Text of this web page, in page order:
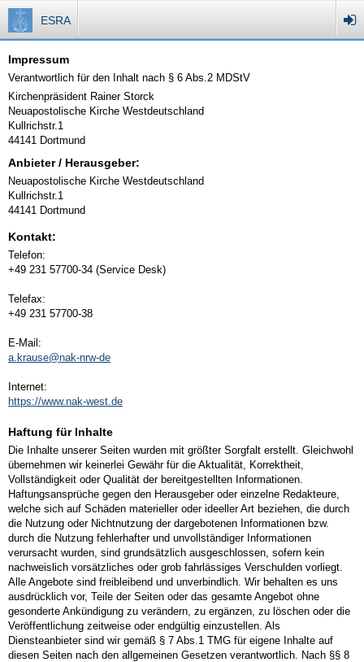
ESRA
Impressum
Verantwortlich für den Inhalt nach § 6 Abs.2 MDStV
Kirchenpräsident Rainer Storck
Neuapostolische Kirche Westdeutschland
Kullrichstr.1
44141 Dortmund
Anbieter / Herausgeber:
Neuapostolische Kirche Westdeutschland
Kullrichstr.1
44141 Dortmund
Kontakt:
Telefon:
+49 231 57700-34 (Service Desk)
Telefax:
+49 231 57700-38
E-Mail:
a.krause@nak-nrw-de
Internet:
https://www.nak-west.de
Haftung für Inhalte
Die Inhalte unserer Seiten wurden mit größter Sorgfalt erstellt. Gleichwohl
übernehmen wir keinerlei Gewähr für die Aktualität, Korrektheit,
Vollständigkeit oder Qualität der bereitgestellten Informationen.
Haftungsansprüche gegen den Herausgeber oder einzelne Redakteure,
welche sich auf Schäden materieller oder ideeller Art beziehen, die durch
die Nutzung oder Nichtnutzung der dargebotenen Informationen bzw.
durch die Nutzung fehlerhafter und unvollständiger Informationen
verursacht wurden, sind grundsätzlich ausgeschlossen, sofern kein
nachweislich vorsätzliches oder grob fahrlässiges Verschulden vorliegt.
Alle Angebote sind freibleibend und unverbindlich. Wir behalten es uns
ausdrücklich vor, Teile der Seiten oder das gesamte Angebot ohne
gesonderte Ankündigung zu verändern, zu ergänzen, zu löschen oder die
Veröffentlichung zeitweise oder endgültig einzustellen. Als
Diensteanbieter sind wir gemäß § 7 Abs.1 TMG für eigene Inhalte auf
diesen Seiten nach den allgemeinen Gesetzen verantwortlich. Nach §§ 8